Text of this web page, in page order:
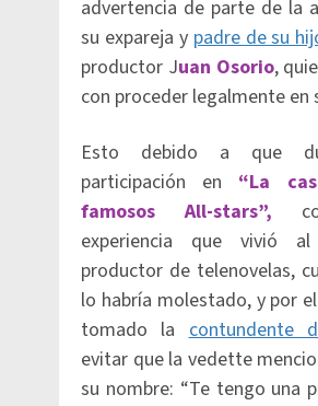
advertencia de parte de la
su expareja y padre de su
productor Juan Osorio,
con proceder legalmente en
Esto debido a que
participación en “La
famosos All-stars”,
experiencia que vivió
productor de telenovelas,
lo habría molestado, y por
tomado lacontundente
evitar que la vedette
su nombre: “Te tengo una